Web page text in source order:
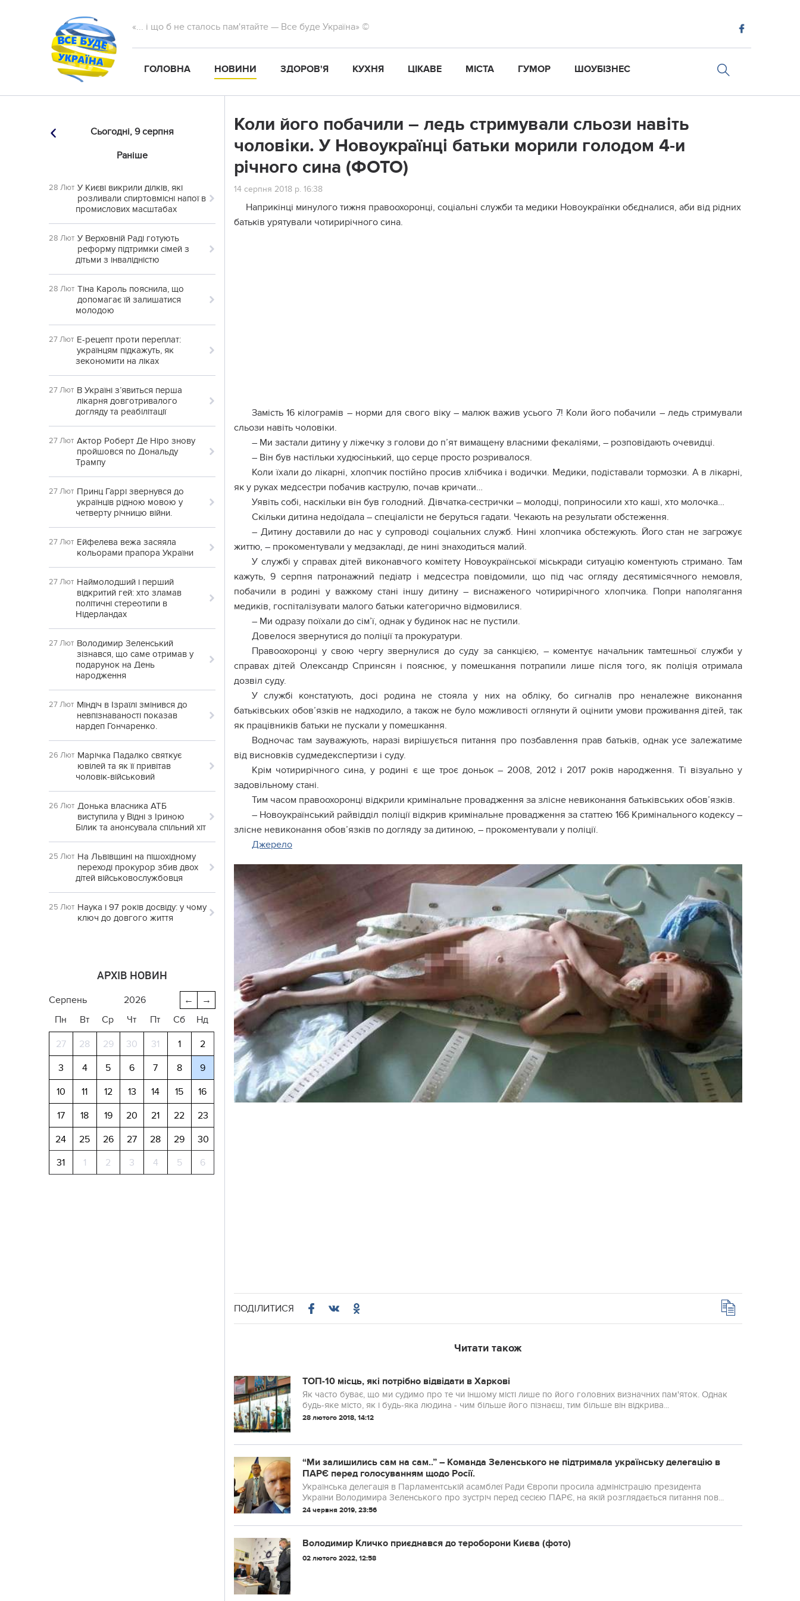
«... і що б не сталось пам'ятайте — Все буде Україна» ©
ГОЛОВНА НОВИНИ ЗДОРОВ'Я КУХНЯ ЦІКАВЕ МІСТА ГУМОР ШОУБІЗНЕС
Сьогодні, 9 серпня
Раніше
28 Лют У Києві викрили ділків, які
розливали спиртовмісні напої в
промислових масштабах
28 Лют У Верховній Раді готують
реформу підтримки сімей з
дітьми з інвалідністю
28 Лют Тіна Кароль пояснила, що
допомагає їй залишатися
молодою
27 Лют Е-рецепт проти переплат:
українцям підкажуть, як
зекономити на ліках
27 Лют В Україні з’явиться перша
лікарня довготривалого
догляду та реабілітації
27 Лют Актор Роберт Де Ніро знову
пройшовся по Дональду
Трампу
27 Лют Принц Гаррі звернувся до
українців рідною мовою у
четверту річницю війни.
27 Лют Ейфелева вежа засяяла
кольорами прапора України
27 Лют Наймолодший і перший
відкритий гей: хто зламав
політичні стереотипи в
Нідерландах
27 Лют Володимир Зеленський
зізнався, що саме отримав у
подарунок на День
народження
27 Лют Міндіч в Ізраїлі змінився до
невпізнаваності показав
нардеп Гончаренко.
26 Лют Марічка Падалко святкує
ювілей та як її привітав
чоловік-військовий
26 Лют Донька власника АТБ
виступила у Відні з Іриною
Білик та анонсувала спільний хіт
25 Лют На Львівщині на пішохідному
переході прокурор збив двох
дітей військовослужбовця
25 Лют Наука і 97 років досвіду: у чому
ключ до довгого життя
АРХІВ НОВИН
→
←
серпень
2026
Пн
Вт Ср Чт Пт Сб Нд
27 28 29 30 31 1
2
3
4 5 6 7 8
9
10
11 12 13 14 15
16
17
18 19 20 21 22
23
24
25 26 27 28 29
30
31
1 2 3 4 5 6
Коли його побачили – ледь стримували сльози навіть
чоловіки. У Новоукраїнці батьки морили голодом 4-и
річного сина (ФОТО)
14 серпня 2018 р. 16:38
Наприкінці минулого тижня правоохоронці, соціальні служби та медики Новоукраїнки обєдналися, аби від рідних
батьків урятували чотирирічного сина.
Замість 16 кілограмів – норми для свого віку – малюк важив усього 7! Коли його побачили – ледь стримували
сльози навіть чоловіки.
– Ми застали дитину у ліжечку з голови до п’ят вимащену власними фекаліями, – розповідають очевидці.
– Він був настільки худюсінький, що серце просто розривалося.
Коли їхали до лікарні, хлопчик постійно просив хлібчика і водички. Медики, подіставали тормозки. А в лікарні,
як у руках медсестри побачив каструлю, почав кричати…
Уявіть собі, наскільки він був голодний. Дівчатка-сестрички – молодці, поприносили хто каші, хто молочка…
Скільки дитина недоїдала – спеціалісти не беруться гадати. Чекають на результати обстеження.
– Дитину доставили до нас у супроводі соціальних служб. Нині хлопчика обстежують. Його стан не загрожує
життю, – прокоментували у медзакладі, де нині знаходиться малий.
У службі у справах дітей виконавчого комітету Новоукраїнської міськради ситуацію коментують стримано. Там
кажуть, 9 серпня патронажний педіатр і медсестра повідомили, що під час огляду десятимісячного немовля,
побачили в родині у важкому стані іншу дитину – виснаженого чотирирічного хлопчика. Попри наполягання
медиків, госпіталізувати малого батьки категорично відмовилися.
– Ми одразу поїхали до сім’ї, однак у будинок нас не пустили.
Довелося звернутися до поліції та прокуратури.
Правоохоронці у свою чергу звернулися до суду за санкцією, – коментує начальник тамтешньої служби у
справах дітей Олександр Спринсян і пояснює, у помешкання потрапили лише після того, як поліція отримала
дозвіл суду.
У службі констатують, досі родина не стояла у них на обліку, бо сигналів про неналежне виконання
батьківських обов’язків не надходило, а також не було можливості оглянути й оцінити умови проживання дітей, так
як працівників батьки не пускали у помешкання.
Водночас там зауважують, наразі вирішується питання про позбавлення прав батьків, однак усе залежатиме
від висновків судмедекспертизи і суду.
Крім чотирирічного сина, у родині є ще троє доньок – 2008, 2012 і 2017 років народження. Ті візуально у
задовільному стані.
Тим часом правоохоронці відкрили кримінальне провадження за злісне невиконання батьківських обов’язків.
– Новоукраїнський райвідділ поліції відкрив кримінальне провадження за статтею 166 Кримінального кодексу –
злісне невиконання обов’язків по догляду за дитиною, – прокоментували у поліції.
Джерело
ПОДІЛИТИСЯ
Читати також
ТОП-10 місць, які потрібно відвідати в Харкові
Як часто буває, що ми судимо про те чи іншому місті лише по його головних визначних пам'яток. Однак
будь-яке місто, як і будь-яка людина - чим більше його пізнаєш, тим більше він відкрива...
28 лютого 2018, 14:12
“Ми залишились сам на сам..” – Команда Зеленського не підтримала українську делегацію в
ПАРЄ перед голосуванням щодо Росії.
Українська делегація в Парламентській асамблеї Ради Європи просила адміністрацію президента
України Володимира Зеленського про зустріч перед сесією ПАРЄ, на якій розглядається питання пов...
24 червня 2019, 23:56
Володимир Кличко приєднався до тероборони Києва (фото)
02 лютого 2022, 12:58